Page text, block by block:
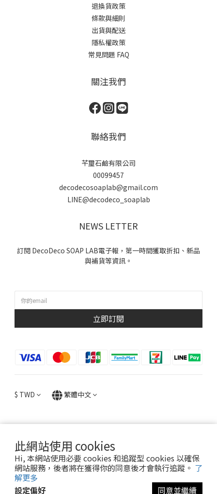
此網站使用 cookies
Hi, 本網站使用必要 cookies 和追蹤型 cookies 以確保
網站服務，後者將在獲得你的同意後才會執行追蹤。 了
解更多
設定偏好
同意並繼續
退換貨政策
條款與細則
出貨與配送
隱私權政策
常見問題 FAQ
關注我們
聯絡我們
芊璽石鹼有限公司
00099457
decodecosoaplab@gmail.com
LINE@decodeco_soaplab
NEWS LETTER
訂閱 DecoDeco SOAP LAB電子報，第一時間獲取折扣、新品
與補貨等資訊。
立即訂閱
$ TWD 繁體中文
提醒您，我們不會以電話或簡訊方式通知變更付款方式。
2026 © DecoDeco SOAP LAB CO. LTD. ALL RIGHTS RESERVED.